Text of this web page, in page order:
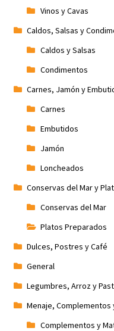
Vinos y Cavas
Caldos, Salsas y
Caldos y Salsas
Condimentos
Carnes, Jamón y
Carnes
Embutidos
Jamón
Loncheados
Conservas del Mar y
Conservas del Mar
Platos Preparados
Dulces, Postres y Café
General
Legumbres, Arroz y
Menaje, Complementos
Complementos y